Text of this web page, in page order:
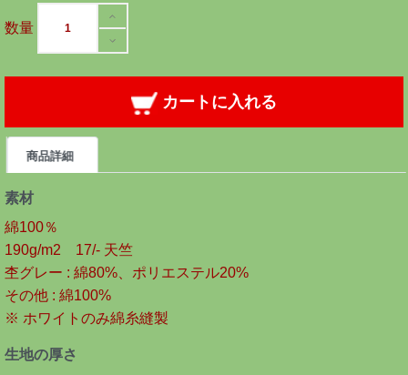
数量
カートに入れる
商品詳細
素材
綿100％
190g/m2 17/- 天竺
杢グレー : 綿80%、ポリエステル20%
その他 : 綿100%
※ ホワイトのみ綿糸縫製
生地の厚さ